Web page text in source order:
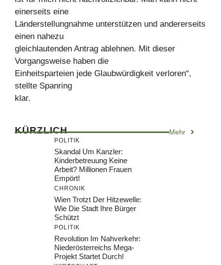
einerseits eine
Länderstellungnahme unterstützen und andererseits
einen nahezu
gleichlautenden Antrag ablehnen. Mit dieser
Vorgangsweise haben die
Einheitsparteien jede Glaubwürdigkeit verloren“,
stellte Spanring
klar.
KÜRZLICH Mehr
POLITIK
Skandal Um Kanzler:
Kinderbetreuung Keine
Arbeit? Millionen Frauen
Empört!
CHRONIK
Wien Trotzt Der Hitzewelle:
Wie Die Stadt Ihre Bürger
Schützt
POLITIK
Revolution Im Nahverkehr:
Niederösterreichs Mega-
Projekt Startet Durch!